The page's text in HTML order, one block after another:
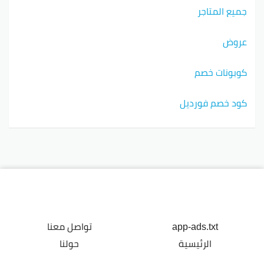
جميع المتاجر
عروض
كوبونات خصم
كود خصم فورديل
app-ads.txt
الرئيسية
تواصل معنا
حولنا